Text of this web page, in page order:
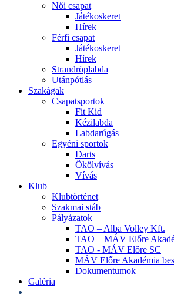
Női csapat
Játékoskeret
Hírek
Férfi csapat
Játékoskeret
Hírek
Strandröplabda
Utánpótlás
Szakágak
Csapatsportok
Fit Kid
Kézilabda
Labdarúgás
Egyéni sportok
Darts
Ökölvívás
Vívás
Klub
Klubtörténet
Szakmai stáb
Pályázatok
TAO – Alba Volley Kft.
TAO – MÁV Előre
TAO - MÁV Előre SC
MÁV Előre Akadémia
Dokumentumok
Galéria